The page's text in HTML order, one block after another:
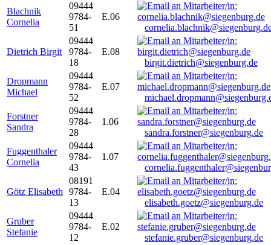
Blachnik
Cornelia
09444
9784-
51
E.06
Dietrich Birgit
09444
9784-
18
E.08
birgit.dietrich@siegenburg.de
Dropmann
Michael
09444
9784-
52
E.07
Forstner
Sandra
09444
9784-
28
1.06
sandra.forstner@siegenburg.de
Fuggenthaler
Cornelia
09444
9784-
43
1.07
Götz Elisabeth
08191
9784-
13
E.04
elisabeth.goetz@siegenburg.de
Gruber
Stefanie
09444
9784-
12
E.02
stefanie.gruber@siegenburg.de